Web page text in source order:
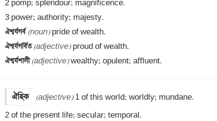
2 pomp; splendour; magnificence.
ঐশ্বর্যগর্ব (noun)
ঐশ্বর্যগর্বিত (adjective)
ঐশ্বর্যশালী (adjective) wealthy; opulent; affluent.
ঐহিক (adjective) 1 of this world; worldly; mundane.
2 of the present life; secular; temporal.